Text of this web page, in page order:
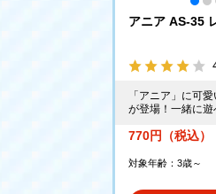
アニア AS-35
「アニア」に可
が登場！一緒に遊
770円（税込）
対象年齢：3歳～